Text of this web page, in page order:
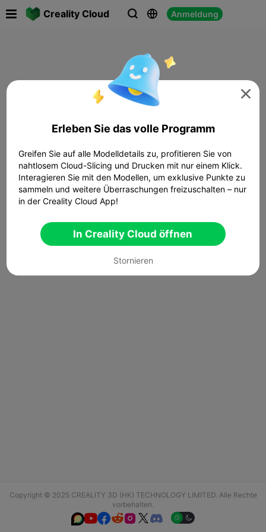
Creality Cloud   Anmeldung
Copyright © 2025 CREALITY 3D (HK) TECHNOLOGY LIMITED. Alle Rechte
vorbehalten.
  

Erleben Sie das volle Programm
Greifen Sie auf alle Modelldetails zu, profitieren Sie von
nahtlosem Cloud-Slicing und Drucken mit nur einem Klick.
Interagieren Sie mit den Modellen, um exklusive Punkte zu
sammeln und weitere Überraschungen freizuschalten – nur
in der Creality Cloud App!
In Creality Cloud öffnen
Stornieren